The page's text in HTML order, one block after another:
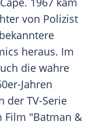
von Polizist
heraus. Im
die wahre
Jahren
der TV-Serie
Film "Batman &